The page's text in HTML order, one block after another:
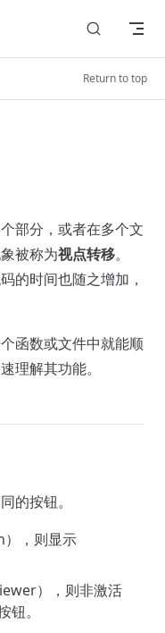
Return to top
部分，或者在多个文
被称为视点转移。
的时间也随之增加，
函数或文件中就能顺
理解其功能。
的按钮。
，则显示
），则非激活
钮。